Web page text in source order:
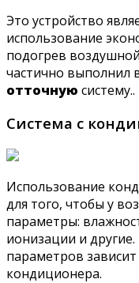
Это устройство
использование
подогрев
частично выполнил
отточную систему..
Система с
Использование
для того, чтобы у
параметры:
ионизации и
параметров
кондиционера.